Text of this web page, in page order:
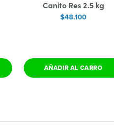
Canito Res 2.5 kg
$48.100
AÑADIR AL CARRO